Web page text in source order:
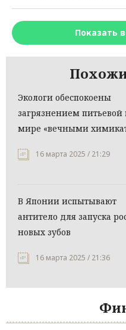
Показать
Экологи обеспокоены
загрязнением питьевой
мире «вечными
16 марта 2025 / 21:29
В Японии испытывают
антитело для запуска
новых зубов
16 марта 2025 / 21:36